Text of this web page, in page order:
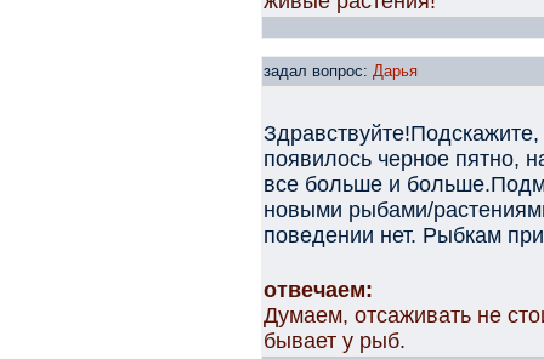
задал вопрос: Дарья
появилось черное пятно,
все больше и
новыми рыбами/
поведении нет. Рыбкам
отвечаем:
Думаем, отсаживать не
бывает у рыб.